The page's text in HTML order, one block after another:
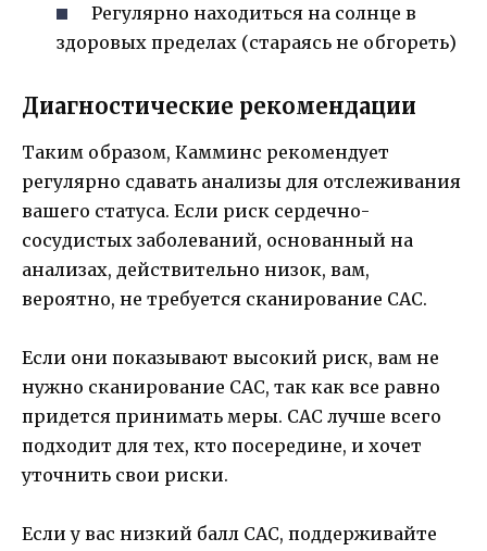
Регулярно находиться на солнце в
здоровых пределах (стараясь не обгореть)
Диагностические рекомендации
Таким образом, Камминс рекомендует
регулярно сдавать анализы для отслеживания
вашего статуса. Если риск сердечно-
сосудистых заболеваний, основанный на
анализах, действительно низок, вам,
вероятно, не требуется сканирование CAC.
Если они показывают высокий риск, вам не
нужно сканирование CAC, так как все равно
придется принимать меры. CAC лучше всего
подходит для тех, кто посередине, и хочет
уточнить свои риски.
Если у вас низкий балл CAC, поддерживайте